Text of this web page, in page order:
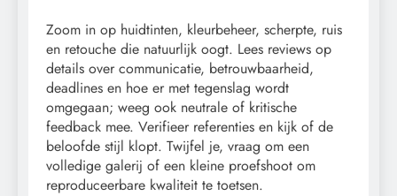
Zoom in op huidtinten, kleurbeheer, scherpte, ruis
en retouche die natuurlijk oogt. Lees reviews op
details over communicatie, betrouwbaarheid,
deadlines en hoe er met tegenslag wordt
omgegaan; weeg ook neutrale of kritische
feedback mee. Verifieer referenties en kijk of de
beloofde stijl klopt. Twijfel je, vraag om een
volledige galerij of een kleine proefshoot om
reproduceerbare kwaliteit te toetsen.